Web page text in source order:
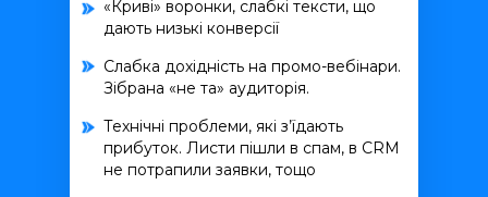
«Криві» воронки, слабкі тексти, що
дають низькі конверсії
Слабка дохідність на промо-вебінари.
Зібрана «не та» аудиторія.
Технічні проблеми, які з’їдають
прибуток. Листи пішли в спам, в CRM
не потрапили заявки, тощо